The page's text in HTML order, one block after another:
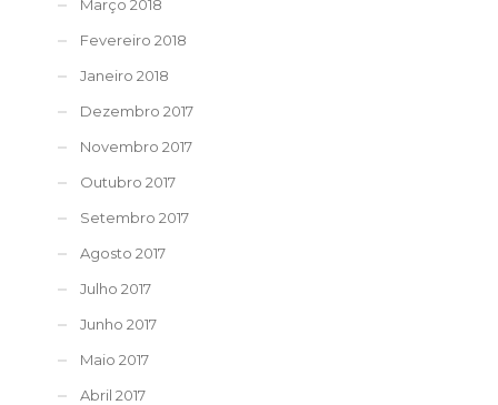
Março 2018
Fevereiro 2018
Janeiro 2018
Dezembro 2017
Novembro 2017
Outubro 2017
Setembro 2017
Agosto 2017
Julho 2017
Junho 2017
Maio 2017
Abril 2017